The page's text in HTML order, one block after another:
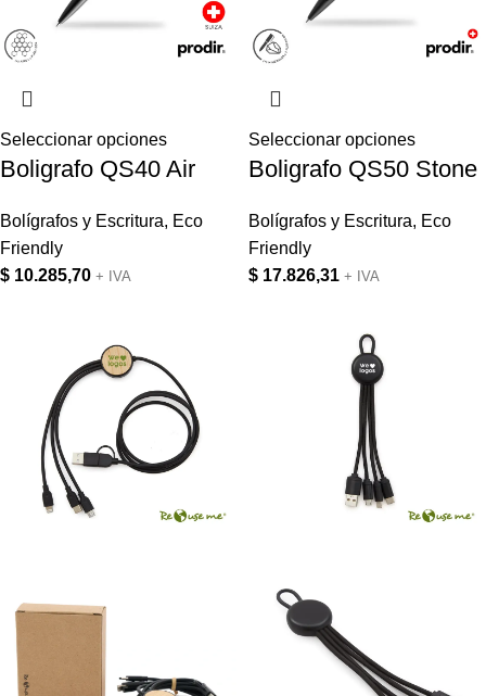
Seleccionar opciones
Boligrafo QS40 Air
Bolígrafos y Escritura, Eco
Friendly
$ 10.285,70 + IVA
Seleccionar opciones
Boligrafo QS50 Stone
Bolígrafos y Escritura, Eco
Friendly
$ 17.826,31 + IVA